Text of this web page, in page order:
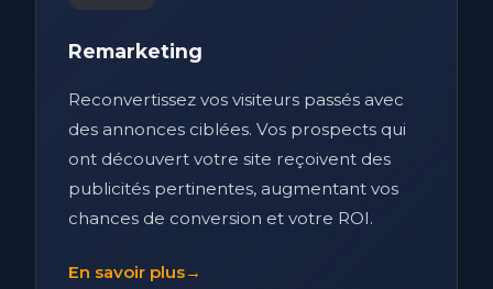
Remarketing
Reconvertissez vos visiteurs passés avec
des annonces ciblées. Vos prospects qui
ont découvert votre site reçoivent des
publicités pertinentes, augmentant vos
chances de conversion et votre ROI.
En savoir plus→